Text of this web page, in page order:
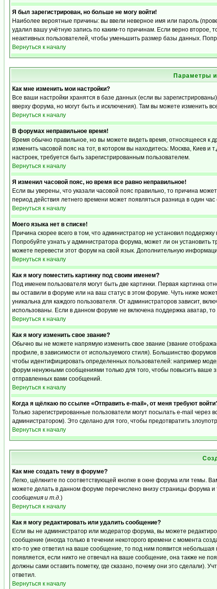
Я был зарегистрирован, но больше не могу войти!
Наиболее вероятные причины: вы ввели неверное имя или пароль
удалил вашу учётную запись по каким-то причинам. Если верно
неактивных пользователей, чтобы уменьшить размер базы данных.
Вернуться к началу
Параметры
Как мне изменить мои настройки?
Все ваши настройки хранятся в базе данных (если вы
вверху форума, но могут быть и исключения). Там вы можете изменить
Вернуться к началу
В форумах неправильное время!
Время обычно правильное, но вы можете видеть время, относящееся к
изменить часовой пояс на тот, в котором вы находитесь: Москва, Киев
настроек, требуется быть зарегистрированным пользователем.
Вернуться к началу
Я изменил часовой пояс, но время все равно неправильное!
Если вы уверены, что указали часовой пояс правильно, то причина
период действия летнего времени может появляться разница в один
Вернуться к началу
Моего языка нет в списке!
Причина скорее всего в том, что администратор не установил
Попробуйте узнать у администратора форума, может ли он установить
можете перевести этот форум на свой язык. Дополнительную
Вернуться к началу
Как я могу поместить картинку под своим именем?
Под именем пользователя могут быть две картинки. Первая картинка
вы оставили в форуме или на ваш статус в этом форуме. Чуть ниже
уникальна для каждого пользователя. От администраторов зависит,
использованы. Если в данном форуме не включена поддержка аватар,
Вернуться к началу
Как я могу изменить свое звание?
Обычно вы не можете напрямую изменить свое звание (звание
профиле, в зависимости от используемого стиля). Большинство
чтобы идентифицировать определенных пользователей: например
форум ненужными сообщениями только для того, чтобы повысить ваше
отправленных вами сообщений.
Вернуться к началу
Когда я щёлкаю по ссылке «Отправить e-mail», от меня требуют
Только зарегистрированные пользователи могут посылать e-mail
администратором). Это сделано для того, чтобы предотвратить
Вернуться к началу
Как мне создать тему в форуме?
Легко, щёлкните по соответствующей кнопке в окне форума или темы.
можете делать в данном форуме перечислено внизу страницы форума и
сообщения и т.д.)
Вернуться к началу
Как я могу редактировать или удалить сообщение?
Если вы не администратор или модератор форума, вы можете
сообщение (иногда только в течении некоторого времени с момента
кто-то уже ответил на ваше сообщение, то под ним появится
появляется, если никто не отвечал на ваше сообщение, она также не
должны сами оставить пометку, где сказано, почему они это сделали).
ответил.
Вернуться к началу